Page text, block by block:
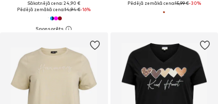
Sākotnējā cena: 24,90 €
Pēdējā zemākā cena:14,94 €-16%
Pēdējā zemākā cena:15,99 €-30%